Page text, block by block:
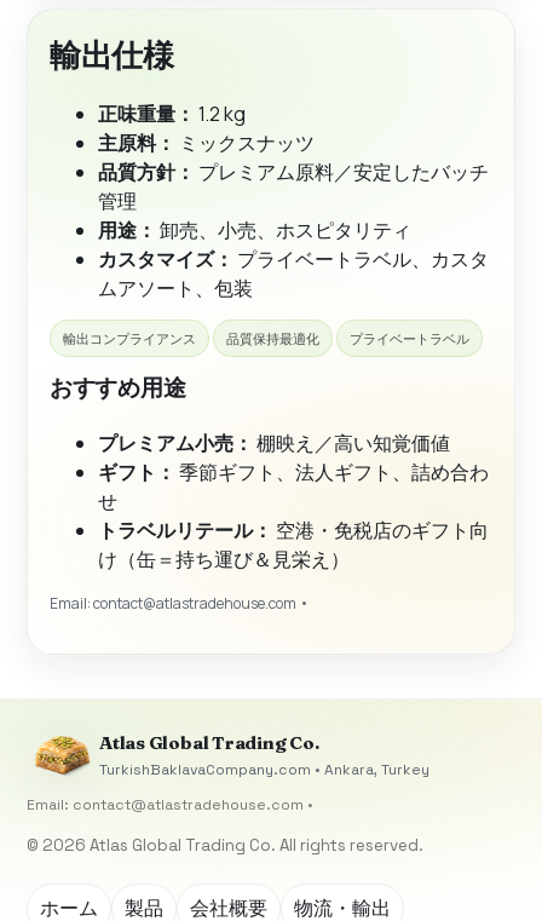
輸出仕様
正味重量： 1.2 kg
主原料： ミックスナッツ
品質方針： プレミアム原料／安定したバッチ
管理
用途： 卸売、小売、ホスピタリティ
カスタマイズ： プライベートラベル、カスタ
ムアソート、包装
輸出コンプライアンス 品質保持最適化 プライベートラベル
おすすめ用途
プレミアム小売： 棚映え／高い知覚価値
ギフト： 季節ギフト、法人ギフト、詰め合わ
せ
トラベルリテール： 空港・免税店のギフト向
け（缶＝持ち運び＆見栄え）
Email:contact@atlastradehouse.com •
Atlas Global Trading Co.
TurkishBaklavaCompany.com • Ankara, Turkey
Email: contact@atlastradehouse.com •
© 2026 Atlas Global Trading Co. All rights reserved.
ホーム 製品 会社概要 物流・輸出